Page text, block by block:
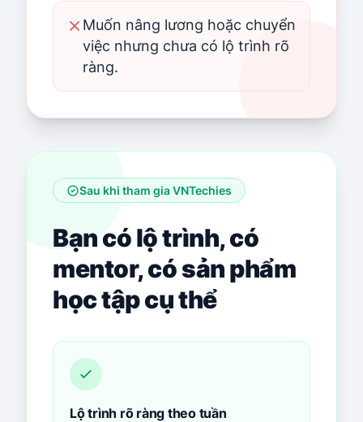
Muốn nâng lương hoặc chuyển
việc nhưng chưa có lộ trình rõ
ràng.
Sau khi tham gia VNTechies
Bạn có lộ trình, có
mentor, có sản phẩm
học tập cụ thể
Lộ trình rõ ràng theo tuần